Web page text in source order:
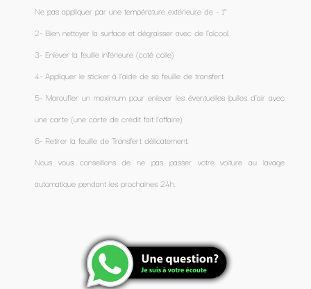
Ne pas appliquer par une température extérieure de - 1°
2- Bien nettoyer la surface et dégraisser avec de l’alcool.
3- Enlever la feuille inférieure (coté colle)
4- Appliquer le sticker à l'aide de sa feuille de transfert.
5- Maroufler un maximum pour enlever les éventuelles bulles d'air avec
une carte (une carte de crédit fait l'affaire).
6- Retirer la feuille de Transfert délicatement.
Nous vous conseillons de ne pas passer votre voiture au lavage
automatique pendant les prochaines 24h.